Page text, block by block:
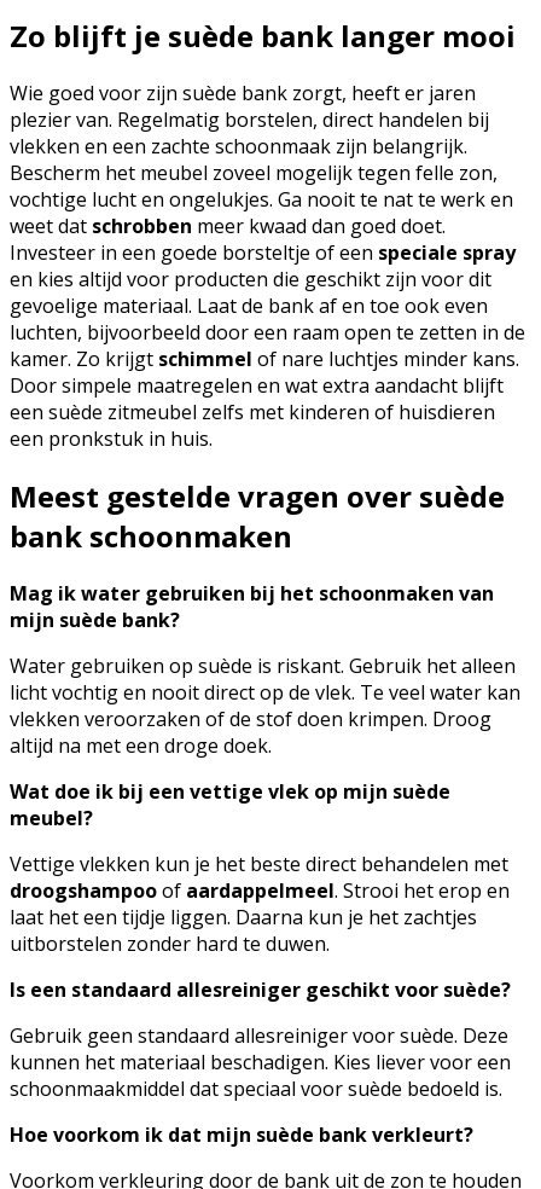
Zo blijft je suède bank langer mooi
Wie goed voor zijn suède bank zorgt, heeft er jaren
plezier van. Regelmatig borstelen, direct handelen bij
vlekken en een zachte schoonmaak zijn belangrijk.
Bescherm het meubel zoveel mogelijk tegen felle zon,
vochtige lucht en ongelukjes. Ga nooit te nat te werk en
weet dat schrobben meer kwaad dan goed doet.
Investeer in een goede borsteltje of een speciale spray
en kies altijd voor producten die geschikt zijn voor dit
gevoelige materiaal. Laat de bank af en toe ook even
luchten, bijvoorbeeld door een raam open te zetten in de
kamer. Zo krijgt schimmel of nare luchtjes minder kans.
Door simpele maatregelen en wat extra aandacht blijft
een suède zitmeubel zelfs met kinderen of huisdieren
een pronkstuk in huis.
Meest gestelde vragen over suède
bank schoonmaken
Mag ik water gebruiken bij het schoonmaken van
mijn suède bank?
Water gebruiken op suède is riskant. Gebruik het alleen
licht vochtig en nooit direct op de vlek. Te veel water kan
vlekken veroorzaken of de stof doen krimpen. Droog
altijd na met een droge doek.
Wat doe ik bij een vettige vlek op mijn suède
meubel?
Vettige vlekken kun je het beste direct behandelen met
droogshampooof aardappelmeel. Strooi het erop en
laat het een tijdje liggen. Daarna kun je het zachtjes
uitborstelen zonder hard te duwen.
Is een standaard allesreiniger geschikt voor suède?
Gebruik geen standaard allesreiniger voor suède. Deze
kunnen het materiaal beschadigen. Kies liever voor een
schoonmaakmiddel dat speciaal voor suède bedoeld is.
Hoe voorkom ik dat mijn suède bank verkleurt?
Voorkom verkleuring door de bank uit de zon te houden